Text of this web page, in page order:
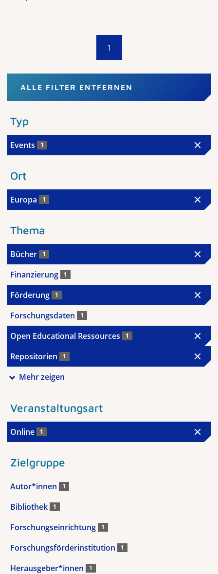
1
ALLE FILTER ENTFERNEN
Typ
Events 1
Ort
Europa 1
Thema
Bücher 1
Finanzierung 1
Förderung 1
Forschungsdaten 1
Open Educational Ressources 1
Repositorien 1
Mehr zeigen
Veranstaltungsart
Online 1
Zielgruppe
Autor*innen 1
Bibliothek 1
Forschungseinrichtung 1
Forschungsförderinstitution 1
Herausgeber*innen 1